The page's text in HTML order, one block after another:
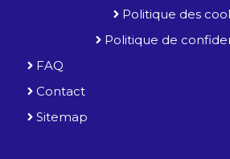
Politique des
Politique de
FAQ
Contact
Sitemap